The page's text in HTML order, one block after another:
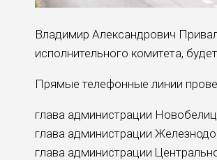
Владимир Александрович
исполнительного комитета,
Прямые телефонные линии
глава администрации
глава администрации
глава администрации